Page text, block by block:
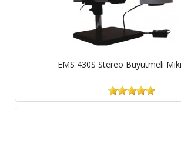
EMS 430S Stereo Büyütmeli